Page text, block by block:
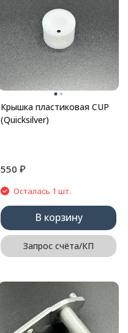
Крышка пластиковая CUP
(Quicksilver)
550 ₽
Осталась 1 шт.
В корзину
Запрос счёта/КП